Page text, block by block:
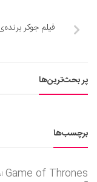
فیلم جوکر
پر بحث‌ترین‌ها
برچسب‌ها
Game of Thrones